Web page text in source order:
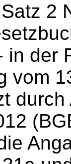
2
in der
vom